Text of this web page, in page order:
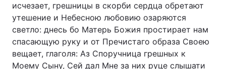
исчезает, грешницы в скорби сердца обретают
утешение и Небесною любовию озаряются
светло: днесь бо Матерь Божия простирает нам
спасающую руку и от Пречистаго образа Своею
вещает, глаголя: Аз Споручница грешных к
Моему Сыну, Сей дал Мне за них руце слышати